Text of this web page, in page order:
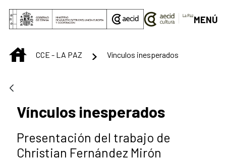
Saltar al contenido principal
MENÚ
INICIOCCE - LA PAZ Vínculos inesperados
Vínculos inesperados
Presentación del trabajo de
Christian Fernández Mirón